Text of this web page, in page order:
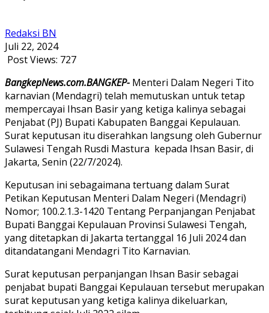
Redaksi BN
Juli 22, 2024
Post Views: 727
BangkepNews.com.BANGKEP- Menteri Dalam Negeri Tito
karnavian (Mendagri) telah memutuskan untuk tetap
mempercayai Ihsan Basir yang ketiga kalinya sebagai
Penjabat (PJ) Bupati Kabupaten Banggai Kepulauan.
Surat keputusan itu diserahkan langsung oleh Gubernur
Sulawesi Tengah Rusdi Mastura kepada Ihsan Basir, di
Jakarta, Senin (22/7/2024).
Keputusan ini sebagaimana tertuang dalam Surat
Petikan Keputusan Menteri Dalam Negeri (Mendagri)
Nomor; 100.2.1.3-1420 Tentang Perpanjangan Penjabat
Bupati Banggai Kepulauan Provinsi Sulawesi Tengah,
yang ditetapkan di Jakarta tertanggal 16 Juli 2024 dan
ditandatangani Mendagri Tito Karnavian.
Surat keputusan perpanjangan Ihsan Basir sebagai
penjabat bupati Banggai Kepulauan tersebut merupakan
surat keputusan yang ketiga kalinya dikeluarkan,